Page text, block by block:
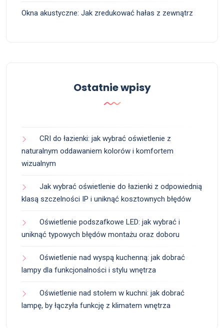
Okna akustyczne: Jak zredukować hałas z zewnątrz
Ostatnie wpisy
CRI do łazienki: jak wybrać oświetlenie z
naturalnym oddawaniem kolorów i komfortem
wizualnym
Jak wybrać oświetlenie do łazienki z odpowiednią
klasą szczelności IP i uniknąć kosztownych błędów
Oświetlenie podszafkowe LED: jak wybrać i
uniknąć typowych błędów montażu oraz doboru
Oświetlenie nad wyspą kuchenną: jak dobrać
lampy dla funkcjonalności i stylu wnętrza
Oświetlenie nad stołem w kuchni: jak dobrać
lampę, by łączyła funkcję z klimatem wnętrza